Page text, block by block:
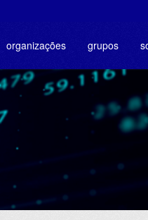
organizações grupos